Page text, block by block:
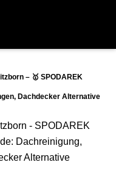
– 🥇 SPODAREK
Dachdecker Alternative